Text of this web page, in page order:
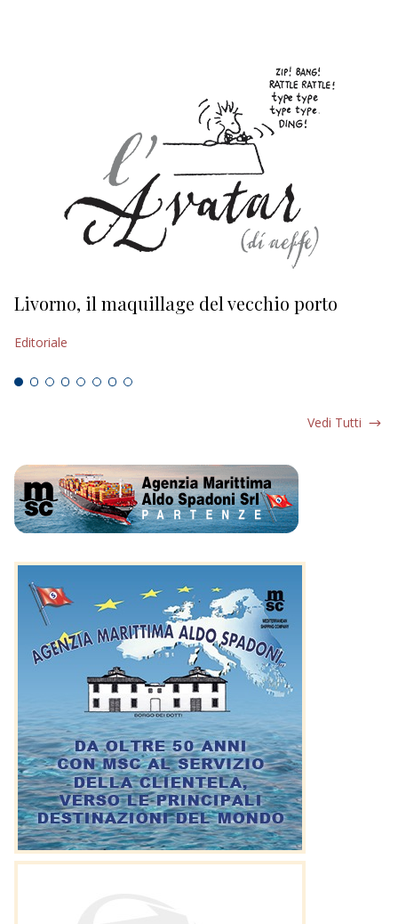
Livorno, il maquillage del vecchio porto
Editoriale
Vedi Tutti